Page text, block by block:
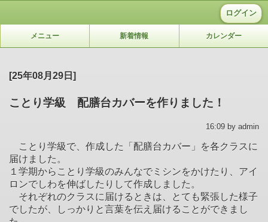
ログイン
メニュー 新着情報 カレンダー
[25年08月29日]
ことり学級 配膳台カバーを作りました！
16:09 by admin
ことり学級で、作成した「配膳台カバー」を各クラスに
届けました。
１学期からことり学級のみんなでミシンをかけたり、アイ
ロンでしわを伸ばしたりして作成しました。
それぞれのクラスに届けるときは、とても緊張した様子
でしたが、しっかりと言葉を伝え届けることができまし